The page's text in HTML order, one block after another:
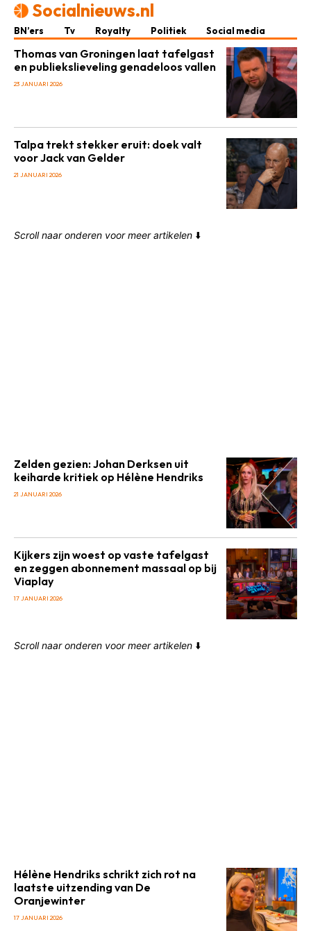
Socialnieuws.nl
BN’ers Tv Royalty Politiek Social media
Thomas van Groningen laat tafelgast
en publiekslieveling genadeloos vallen
23 JANUARI 2026
Talpa trekt stekker eruit: doek valt
voor Jack van Gelder
21 JANUARI 2026
Scroll naar onderen voor meer artikelen ⬇️
Zelden gezien: Johan Derksen uit
keiharde kritiek op Hélène Hendriks
21 JANUARI 2026
Kijkers zijn woest op vaste tafelgast
en zeggen abonnement massaal op bij
Viaplay
17 JANUARI 2026
Scroll naar onderen voor meer artikelen ⬇️
Hélène Hendriks schrikt zich rot na
laatste uitzending van De
Oranjewinter
17 JANUARI 2026